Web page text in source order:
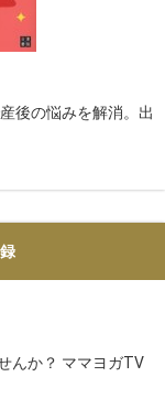
後の悩みを解消。出
んか？ ママヨガTV